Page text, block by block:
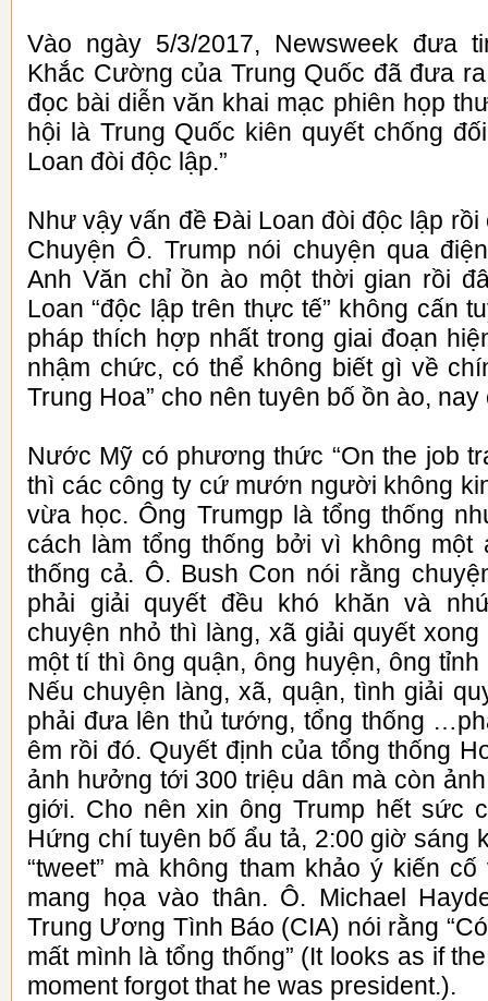
Vào ngày 5/3/2017, Newsweek đưa
Khắc Cường của Trung Quốc đã đưa
đọc bài diễn văn khai mạc phiên họp
hội là Trung Quốc kiên quyết chống
Loan đòi độc lập.”
Như vậy vấn đề Đài Loan đòi độc lập rồi
Chuyện Ô. Trump nói chuyện qua
Anh Văn chỉ ồn ào một thời gian rồi
Loan “độc lập trên thực tế” không cấn
pháp thích hợp nhất trong giai đoạn
nhậm chức, có thể không biết gì về
Trung Hoa” cho nên tuyên bố ồn ào,
Nước Mỹ có phương thức “On the job
thì các công ty cứ mướn người không
vừa học. Ông Trumgp là tổng thống
cách làm tổng thống bởi vì không
thống cả. Ô. Bush Con nói rằng
phải giải quyết đều khó khăn và
chuyện nhỏ thì làng, xã giải quyết
một tí thì ông quận, ông huyện, ông
Nếu chuyện làng, xã, quận, tình giải
phải đưa lên thủ tướng, tổng thống
êm rồi đó. Quyết định của tổng thống
ảnh hưởng tới 300 triệu dân mà còn
giới. Cho nên xin ông Trump hết sức
Hứng chí tuyên bố ẩu tả, 2:00 giờ sáng
“tweet” mà không tham khảo ý kiến
mang họa vào thân. Ô. Michael
Trung Ương Tình Báo (CIA) nói rằng
mất mình là tổng thống” (It looks as if
moment forgot that he was president.).